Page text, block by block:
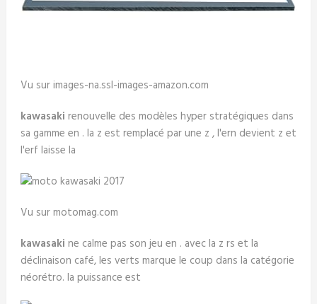
Vu sur images-na.ssl-images-amazon.com
kawasaki renouvelle des modèles hyper stratégiques dans
sa gamme en . la z est remplacé par une z , l'ern devient z et
l'erf laisse la
Vu sur motomag.com
kawasaki ne calme pas son jeu en . avec la z rs et la
déclinaison café, les verts marque le coup dans la catégorie
néorétro. la puissance est